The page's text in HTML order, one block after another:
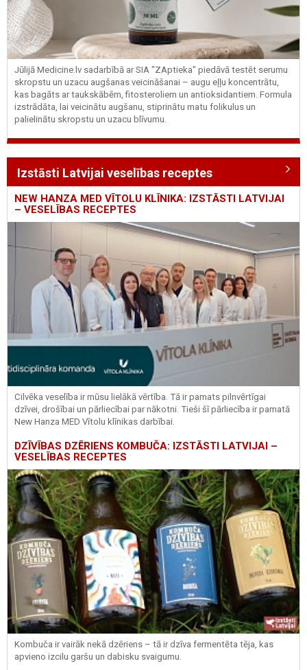
Jūlijā Medicine.lv sadarbībā ar SIA "ZAptieka" piedāvā testēt serumu
skropstu un uzacu augšanas veicināšanai – augu eļļu koncentrātu,
kas bagāts ar taukskābēm, fitosteroliem un antioksidantiem. Formula
izstrādāta, lai veicinātu augšanu, stiprinātu matu folikulus un
palielinātu skropstu un uzacu blīvumu.
Izstāsti Latvijai veselības receptes
NEW HANZA MED VĪTOLU KLĪNIKA: IZSTĀSTI LATVIJAI
– VESELĪBAS RECEPTES
Cilvēka veselība ir mūsu lielākā vērtība. Tā ir pamats pilnvērtīgai
dzīvei, drošībai un pārliecībai par nākotni. Tieši šī pārliecība ir pamatā
New Hanza MED Vītolu klīnikas darbībai.
DZĪVĪBAS DZĒRIENS KOMBUČA: IZSTĀSTI LATVIJAI –
VESELĪBAS RECEPTES
Kombuča ir vairāk nekā dzēriens – tā ir dzīva fermentēta tēja, kas
apvieno izcilu garšu un dabisku svaigumu.